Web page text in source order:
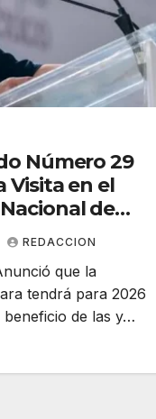
Número 29
Visita en el
de
REDACCION
que la
tendrá para 2026
de las y…